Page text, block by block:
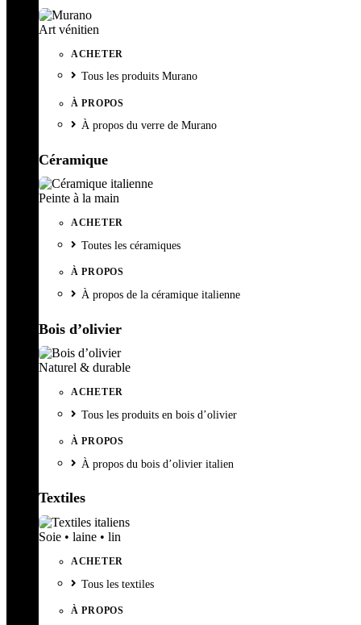
Art vénitien
ACHETER
Tous les produits Murano
À PROPOS
À propos du verre de Murano
Céramique
Peinte à la main
ACHETER
Toutes les céramiques
À PROPOS
À propos de la céramique italienne
Bois d’olivier
Naturel & durable
ACHETER
Tous les produits en bois d’olivier
À PROPOS
À propos du bois d’olivier italien
Textiles
Soie • laine • lin
ACHETER
Tous les textiles
À PROPOS